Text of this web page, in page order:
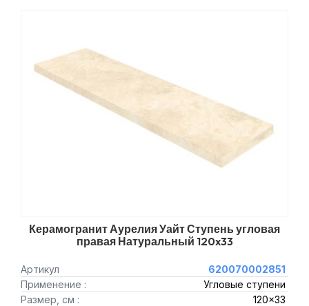
Керамогранит Аурелия Уайт Ступень угловая
правая Натуральный 120x33
Артикул
620070002851
Применение :
Угловые ступени
Размер, см :
120x33